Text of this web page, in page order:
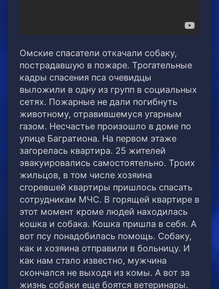
Омские спасатели откачали собаку,
пострадавшую в пожаре. Трогательные
кадры спасения пса очевидцы
выложили в одну из групп в социальных
сетях. Пожарные не дали погибнуть
животному, отравившемуся угарным
газом. Несчастье произошло в доме по
улице Багратиона. На первом этаже
загорелась квартира. 25 жителей
эвакуировались самостоятельно. Троих
жильцов, в том числе хозяина
сгоревшей квартиры пришлось спасать
сотрудникам МЧС. В горящей квартире в
этот момент кроме людей находилась
кошка и собака. Кошка пришла в себя. А
вот псу понадобилась помощь. Собаку,
как и хозяина отправили в больницу. И
как нам стало известно, мужчина
скончался не выходя из комы. А вот за
жизнь собаки еще боятся ветеринары.